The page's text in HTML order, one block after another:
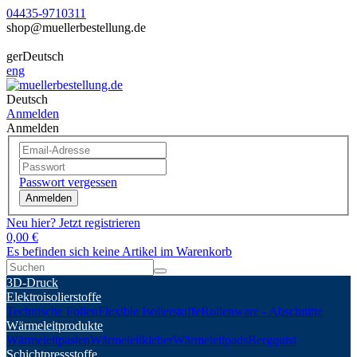
04435-9710311
shop@muellerbestellung.de
gerDeutsch
eng
Deutsch
Anmelden
Anmelden
Passwort vergessen
Anmelden
Neu hier? Jetzt registrieren
0,00 €
Es befinden sich keine Artikel im Warenkorb
3D-Druck
Elektroisolierstoffe
Technische FolienFlexible IsolierstoffeRollenware - Abschnitte
Wärmeleitprodukte
WärmeleitpastenWärmeleitkleberWärmeleitpadsBergquist
Schichtpressstoffe